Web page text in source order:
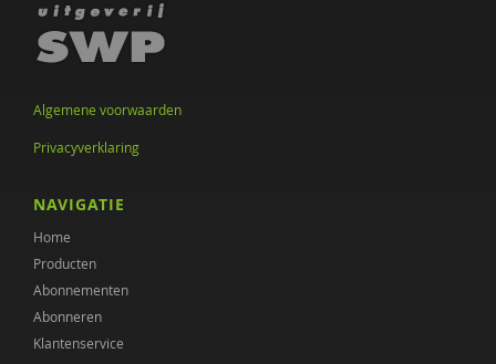
Algemene voorwaarden
Privacyverklaring
NAVIGATIE
Home
Producten
Abonnementen
Abonneren
Klantenservice